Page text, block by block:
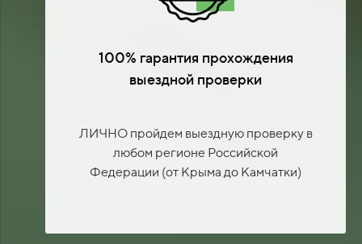
100% гарантия прохождения
выездной проверки
ЛИЧНО пройдем выездную проверку в
любом регионе Российской
Федерации (от Крыма до Камчатки)